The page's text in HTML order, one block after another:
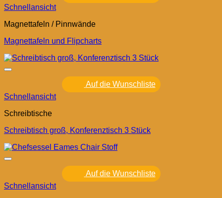
Schnellansicht
Magnettafeln / Pinnwände
Magnettafeln und Flipcharts
Auf die Wunschliste
Schnellansicht
Schreibtische
Schreibtisch groß, Konferenztisch 3 Stück
Auf die Wunschliste
Schnellansicht